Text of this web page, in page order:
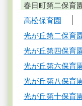
春日町第二保育
高松保育園
光が丘第二保育
光が丘第四保育
光が丘第六保育
光が丘第八保育
光が丘第十保育